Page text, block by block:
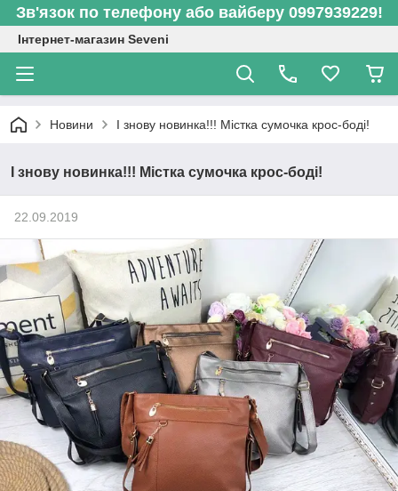
Зв'язок по телефону або вайберу 0997939229!
Інтернет-магазин Seveni
Новини І знову новинка!!! Містка сумочка крос-боді!
І знову новинка!!! Містка сумочка крос-боді!
22.09.2019